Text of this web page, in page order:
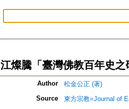
江燦騰「臺灣佛教百年史
Author
松金公正 (著)
Source
東方宗教=Journal of